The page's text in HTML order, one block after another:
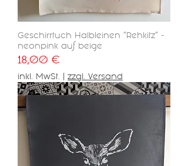
Geschirrtuch Halbleinen "Rehkitz" -
neonpink auf beige
Preis
18,00 €
inkl. MwSt. zzgl. Versand